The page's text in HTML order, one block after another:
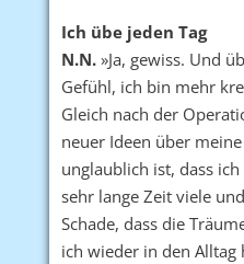
Ich übe jeden Tag
N.N.»Ja, gewiss. Und
Gefühl, ich bin mehr
Gleich nach der
neuer Ideen über
unglaublich ist, dass
sehr lange Zeit viele
Schade, dass die
ich wieder in den